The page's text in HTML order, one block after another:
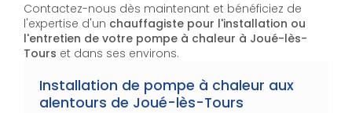
Contactez-nous dès maintenant et bénéficiez de
l'expertise d'un chauffagiste pour l'installation ou
l'entretien de votre pompe à chaleur à Joué-lès-
Tours et dans ses environs.
Installation de pompe à chaleur aux
alentours de Joué-lès-Tours